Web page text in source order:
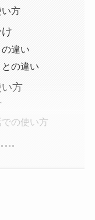
方
の違い
との違い
方
の使い方